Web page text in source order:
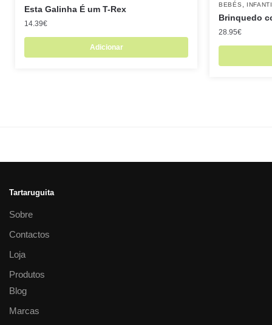
Esta Galinha É um T-Rex
14.39€
Adicionar
BEBÉS
Brinquedo
28.95€
Tartaruguita
Sobre
Contactos
Loja
Produtos
Blog
Marcas